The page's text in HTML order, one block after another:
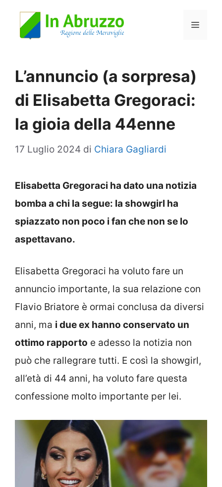
Menu
L’annuncio (a sorpresa)
di Elisabetta Gregoraci:
la gioia della 44enne
17 Luglio 2024 di Chiara Gagliardi
Elisabetta Gregoraci ha dato una notizia
bomba a chi la segue: la showgirl ha
spiazzato non poco i fan che non se lo
aspettavano.
Elisabetta Gregoraci ha voluto fare un
annuncio importante, la sua relazione con
Flavio Briatore è ormai conclusa da diversi
anni, ma i due ex hanno conservato un
ottimo rapporto e adesso la notizia non
può che rallegrare tutti. E così la showgirl,
all’età di 44 anni, ha voluto fare questa
confessione molto importante per lei.